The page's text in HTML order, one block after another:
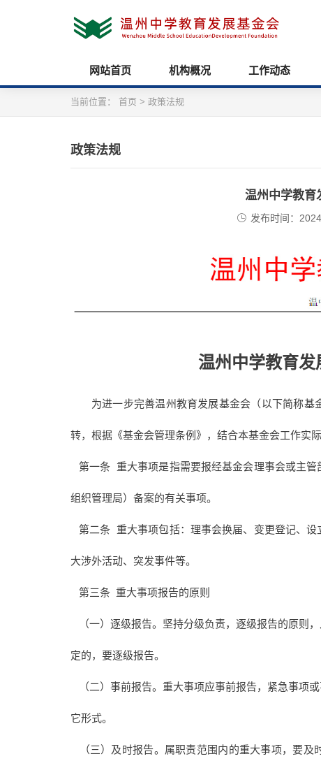
网站首页 机构概况 工作动态
当前位置： 首页 > 政策法规
政策法规
温州中学教育
发布时间：
温州中学教育
为进一步完善温州教育发展基金会（以下简称
转，根据《基金会管理条例》，结合本基金会工作实际
第一条 重大事项是指需要报经基金会理事会或主
组织管理局）备案的有关事项。
第二条 重大事项包括：理事会换届、变更登记、
大涉外活动、突发事件等。
第三条 重大事项报告的原则
（一）逐级报告。坚持分级负责，逐级报告的原则
定的，要逐级报告。
（二）事前报告。重大事项应事前报告，紧急事项
它形式。
（三）及时报告。属职责范围内的重大事项，要及